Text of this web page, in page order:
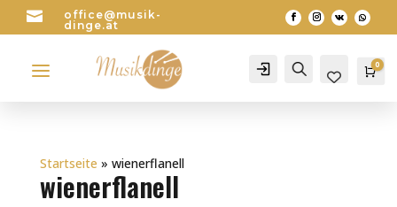

office@musik-
dinge.at
a Account Search 0
Startseite » wienerflanell
wienerflanell